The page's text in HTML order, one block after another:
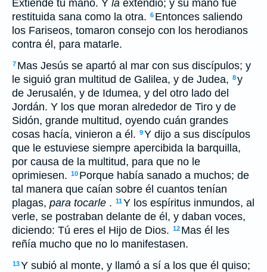
Extiende tu mano. Y la extendió; y su mano fue
restituida sana como la otra. 6 Entonces saliendo
los Fariseos, tomaron consejo con los herodianos
contra él, para matarle.
7 Mas Jesús se apartó al mar con sus discípulos; y
le siguió gran multitud de Galilea, y de Judea, 8y
de Jerusalén, y de Idumea, y del otro lado del
Jordán. Y los que moran alrededor de Tiro y de
Sidón, grande multitud, oyendo cuán grandes
cosas hacía, vinieron a él. 9Y dijo a sus discípulos
que le estuviese siempre apercibida la barquilla,
por causa de la multitud, para que no le
oprimiesen. 10 Porque había sanado a muchos; de
tal manera que caían sobre él cuantos tenían
plagas, para tocarle . 11Y los espíritus inmundos, al
verle, se postraban delante de él, y daban voces,
diciendo: Tú eres el Hijo de Dios. 12 Mas él les
reñía mucho que no lo manifestasen.
13Y subió al monte, y llamó a sí a los que él quiso;